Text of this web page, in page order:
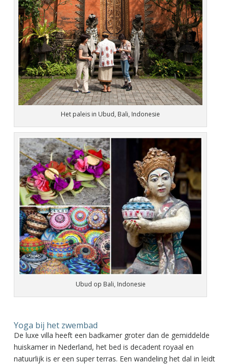
Het paleis in Ubud, Bali, Indonesie
Ubud op Bali, Indonesie
Yoga bij het zwembad
De luxe villa heeft een badkamer groter dan de gemiddelde
huiskamer in Nederland, het bed is decadent royaal en
natuurlijk is er een super terras. Een wandeling het dal in leidt